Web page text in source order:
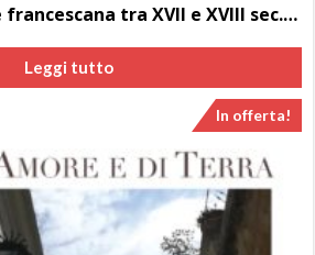
Una Galleria d’arte francescana tra XVII e XVIII sec. Il santuario di Taviano
Leggi tutto
In offerta!